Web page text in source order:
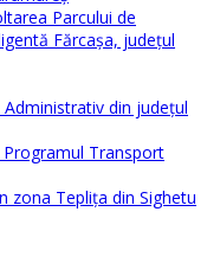
Parcului de
Fărcașa, județul
Administrativ din județul
Transport
zona Teplița din Sighetu